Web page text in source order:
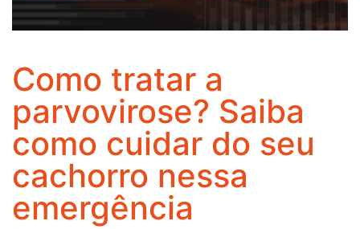
Como tratar a
parvovirose? Saiba
como cuidar do seu
cachorro nessa
emergência